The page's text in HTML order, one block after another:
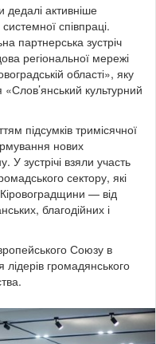
дедалі активніше
співпраці.
партнерська зустріч
регіональної мережі
області», яку
«Слов’янський культурний
підсумків тримісячної
нових
У зустрічі взяли участь
сектору, які
— від
благодійних і
Союзу в
громадянського